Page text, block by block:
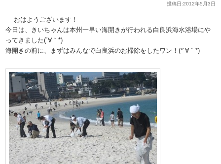
投稿日:2012年5月3日
おはようございます！
今日は、きいちゃんは本州一早い海開きが行われる白良浜海水浴場にや
ってきました(´∀｀*)
海開きの前に、まずはみんなで白良浜のお掃除をしたワン！(*´∀｀*)